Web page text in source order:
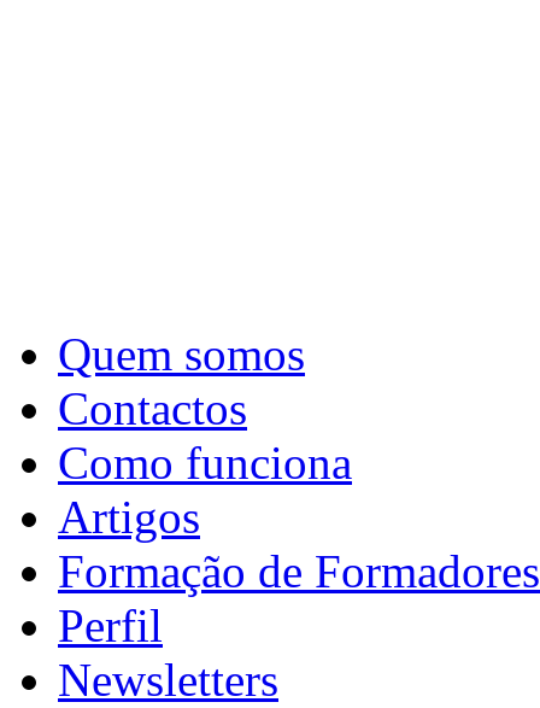
Quem somos
Contactos
Como funciona
Artigos
Formação de Formadores
Perfil
Newsletters